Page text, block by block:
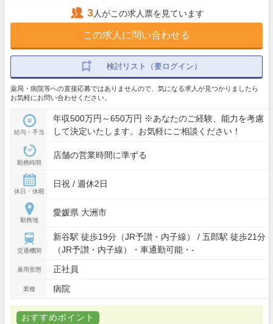
3人がこの求人票を見ています
この求人に問い合わせる
検討リスト（要ログイン）
薬局・病院等への直接応募ではありませんので、気になる求人が見つかりましたら
お気軽にお問い合わせください。
給与・手当
年収500万円～650万円 ※あなたのご経験、能力を考慮
して決定いたします。お気軽にご相談ください！
勤務時間
店舗の営業時間に準ずる
休日・休暇
日祝 / 週休2日
勤務地
愛媛県 大洲市
交通機関
新谷駅 徒歩19分（JR予讃・内子線） / 五郎駅 徒歩21分
（JR予讃・内子線）・車通勤可能・-
雇用形態 正社員
業種 病院
おすすめポイント